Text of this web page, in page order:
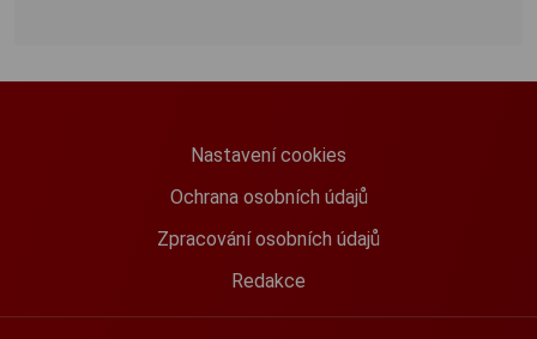
Nastavení cookies
Ochrana osobních údajů
Zpracování osobních údajů
Redakce